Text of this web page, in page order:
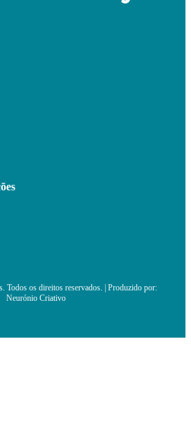
Todos os direitos reservados. | Produzido por:
Neurónio Criativo